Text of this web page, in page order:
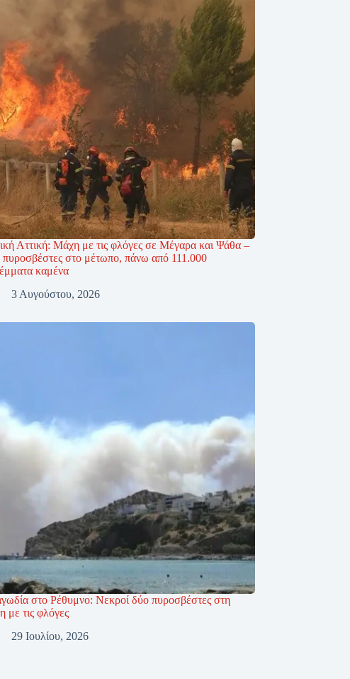
Αττική: Μάχη με τις φλόγες σε Μέγαρα και Ψάθα –
πυροσβέστες στο μέτωπο, πάνω από 111.000
καμένα
3 Αυγούστου, 2026
στο Ρέθυμνο: Νεκροί δύο πυροσβέστες στη
με τις φλόγες
29 Ιουλίου, 2026